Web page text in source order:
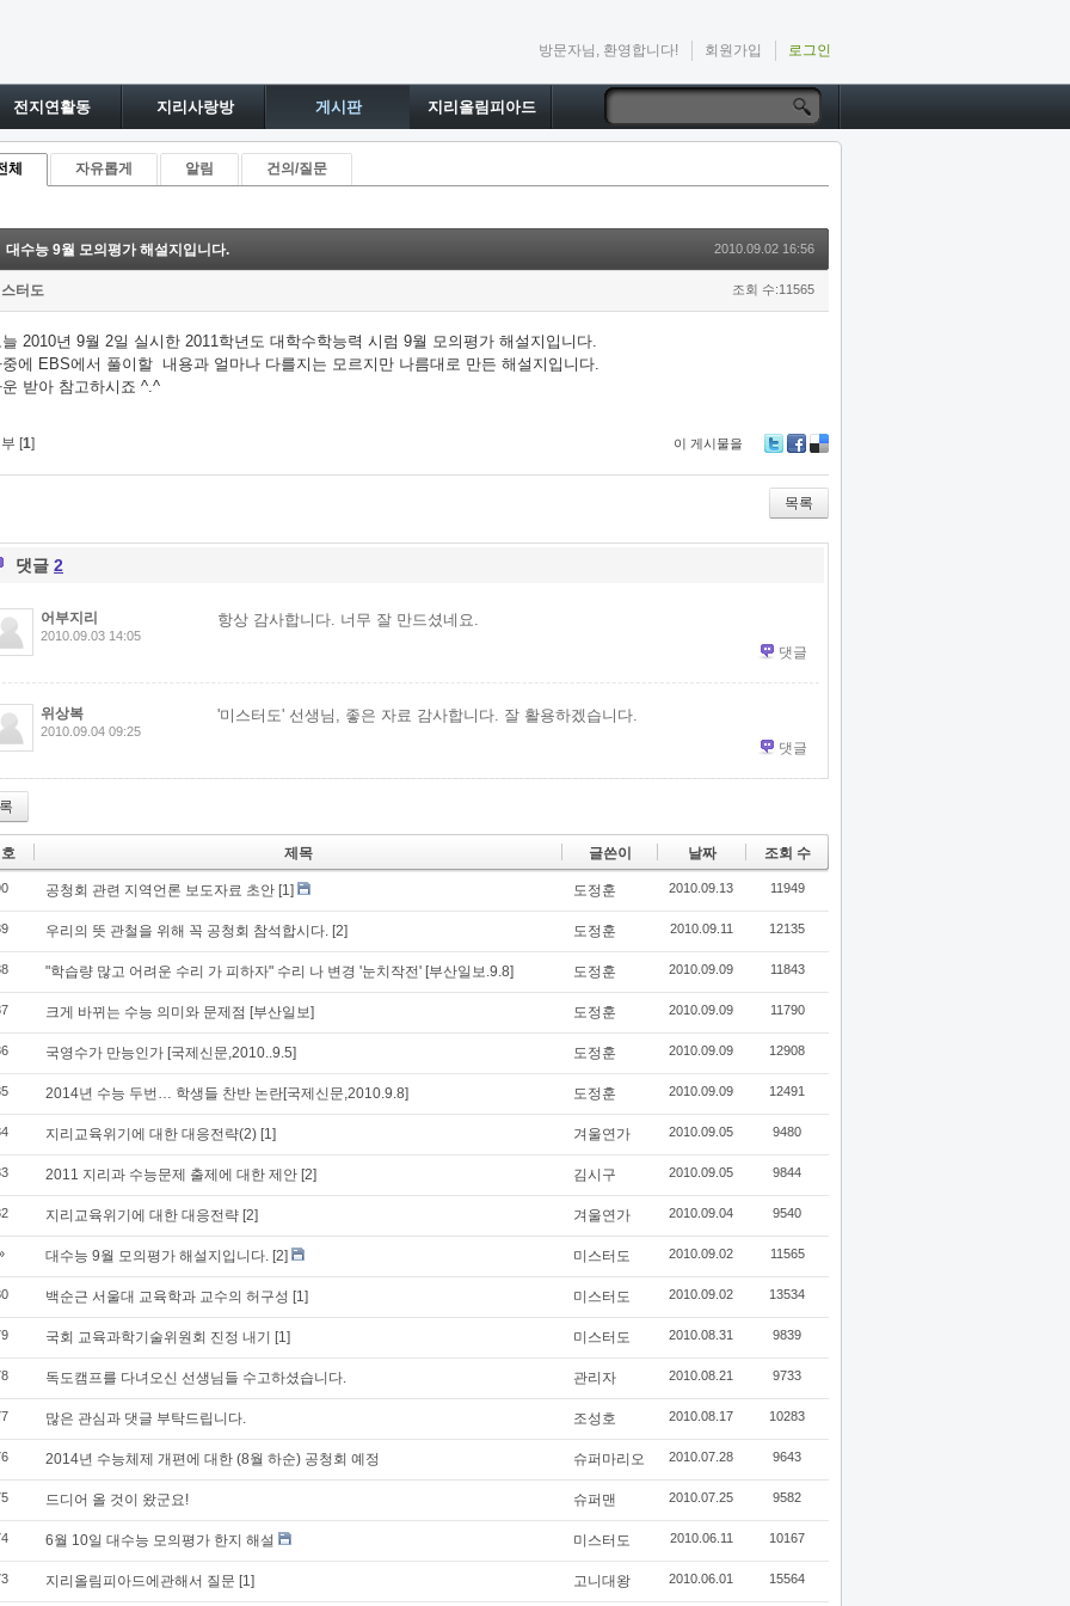
방문자님, 환영합니다! 회원가입 로그인
전지연활동 지리사랑방 게시판 지리올림피아드
체 자유롭게 알림 건의/질문
대수능 9월 모의평가 해설지입니다. 2010.09.02 16:56
터도 조회 수:11565
2010년 9월 2일 실시한 2011학년도 대학수학능력 시럼 9월 모의평가 해설지입니다.
에 EBS에서 풀이할 내용과 얼마나 다를지는 모르지만 나름대로 만든 해설지입니다.
받아 참고하시죠 ^.^
[1] 이 게시물을
bo
ok
ou
s
목록
댓글 2
어부지리
2010.09.03 14:05
항상 감사합니다. 너무 잘 만드셨네요.
댓글
위상복
2010.09.04 09:25
'미스터도' 선생님, 좋은 자료 감사합니다. 잘 활용하겠습니다.
댓글
제목 글쓴이 날짜 조회 수
공청회 관련 지역언론 보도자료 초안 [1] 도정훈 2010.09.13 11949
우리의 뜻 관철을 위해 꼭 공청회 참석합시다. [2] 도정훈 2010.09.11 12135
"학습량 많고 어려운 수리 가 피하자" 수리 나 변경 '눈치작전' [부산일보.9.8] 도정훈 2010.09.09 11843
크게 바뀌는 수능 의미와 문제점 [부산일보] 도정훈 2010.09.09 11790
국영수가 만능인가 [국제신문,2010..9.5] 도정훈 2010.09.09 12908
2014년 수능 두번… 학생들 찬반 논란[국제신문,2010.9.8] 도정훈 2010.09.09 12491
지리교육위기에 대한 대응전략(2) [1] 겨울연가 2010.09.05 9480
2011 지리과 수능문제 출제에 대한 제안 [2] 김시구 2010.09.05 9844
지리교육위기에 대한 대응전략 [2] 겨울연가 2010.09.04 9540
대수능 9월 모의평가 해설지입니다. [2] 미스터도 2010.09.02 11565
백순근 서울대 교육학과 교수의 허구성 [1] 미스터도 2010.09.02 13534
국회 교육과학기술위원회 진정 내기 [1] 미스터도 2010.08.31 9839
독도캠프를 다녀오신 선생님들 수고하셨습니다. 관리자 2010.08.21 9733
많은 관심과 댓글 부탁드립니다. 조성호 2010.08.17 10283
2014년 수능체제 개편에 대한 (8월 하순) 공청회 예정 슈퍼마리오 2010.07.28 9643
드디어 올 것이 왔군요! 슈퍼맨 2010.07.25 9582
6월 10일 대수능 모의평가 한지 해설 미스터도 2010.06.11 10167
지리올림피아드에관해서 질문 [1] 고니대왕 2010.06.01 15564